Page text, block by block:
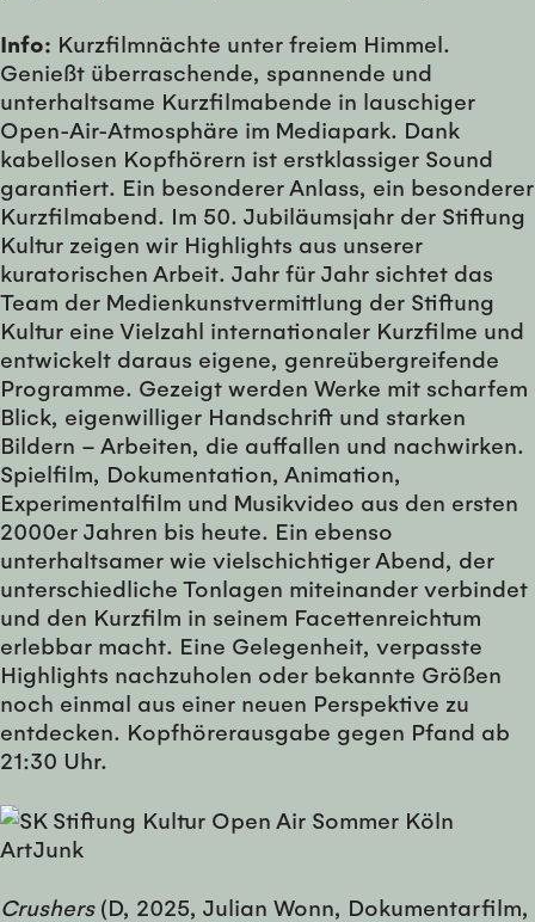
Info: Kurzfilmnächte unter freiem Himmel.
Genießt überraschende, spannende und
unterhaltsame Kurzfilmabende in lauschiger
Open-Air-Atmosphäre im Mediapark. Dank
kabellosen Kopfhörern ist erstklassiger Sound
garantiert. Ein besonderer Anlass, ein besonderer
Kurzfilmabend. Im 50. Jubiläumsjahr der Stiftung
Kultur zeigen wir Highlights aus unserer
kuratorischen Arbeit. Jahr für Jahr sichtet das
Team der Medienkunstvermittlung der Stiftung
Kultur eine Vielzahl internationaler Kurzfilme und
entwickelt daraus eigene, genreübergreifende
Programme. Gezeigt werden Werke mit scharfem
Blick, eigenwilliger Handschrift und starken
Bildern – Arbeiten, die auffallen und nachwirken.
Spielfilm, Dokumentation, Animation,
Experimentalfilm und Musikvideo aus den ersten
2000er Jahren bis heute. Ein ebenso
unterhaltsamer wie vielschichtiger Abend, der
unterschiedliche Tonlagen miteinander verbindet
und den Kurzfilm in seinem Facettenreichtum
erlebbar macht. Eine Gelegenheit, verpasste
Highlights nachzuholen oder bekannte Größen
noch einmal aus einer neuen Perspektive zu
entdecken. Kopfhörerausgabe gegen Pfand ab
21:30 Uhr.
Crushers(D, 2025, Julian Wonn, Dokumentarfilm,